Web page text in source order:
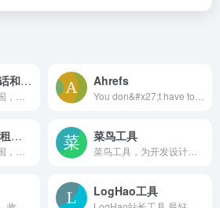
美英加澳长租电话和USPS运单 Ahrefs
SMS美英加澳长租电话和USPS运单 菜鸟工具
LogHao工具